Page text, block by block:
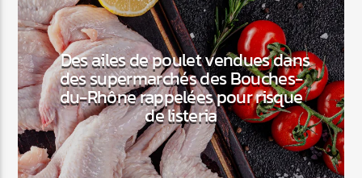
Des ailes de poulet vendues dans
des supermarchés des Bouches-
du-Rhône rappelées pour risque
de listeria